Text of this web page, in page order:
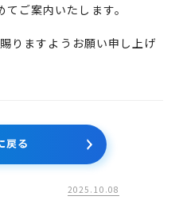
ご案内いたします。
りますようお願い申し上げ
戻る
2025.10.08